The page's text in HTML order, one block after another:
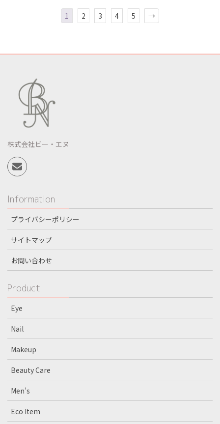
1 2 3 4 5 →
株式会社ビー・エヌ
Information
プライバシーポリシー
サイトマップ
お問い合わせ
Product
Eye
Nail
Makeup
Beauty Care
Men’s
Eco Item